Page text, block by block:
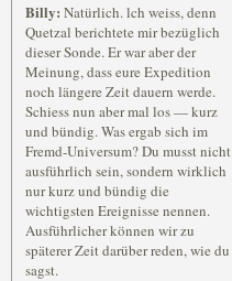
Billy: Natürlich. lch weiss, denn
Quetzal berichtete mir bezüglich
dieser Sonde. Er war aber der
Meinung, dass eure Expedition
noch längere Zeit dauern werde.
Schiess nun aber mal los — kurz
und bündig. Was ergab sich im
Fremd-Universum? Du musst nicht
ausführlich sein, sondern wirklich
nur kurz und bündig die
wichtigsten Ereignisse nennen.
Ausführlicher können wir zu
späterer Zeit darüber reden, wie du
sagst.